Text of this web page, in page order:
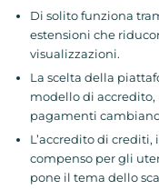
Di solito funziona
estensioni che
visualizzazioni.
La scelta della
modello di
pagamenti
L’accredito di crediti,
compenso per gli
pone il tema dello